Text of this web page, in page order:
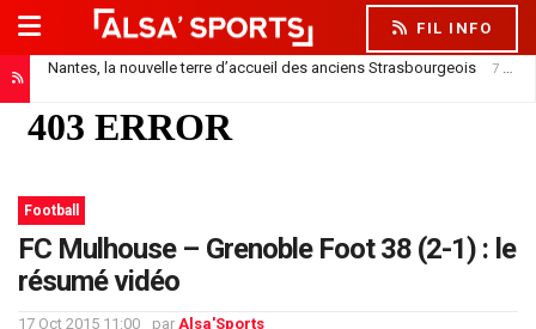
FIL INFO
Nantes, la nouvelle terre d’accueil des anciens Strasbourgeois 7 août 2026
Football
FC Mulhouse – Grenoble Foot 38 (2-1) : le
résumé vidéo
17 Oct 2015 11:00 par Alsa'Sports